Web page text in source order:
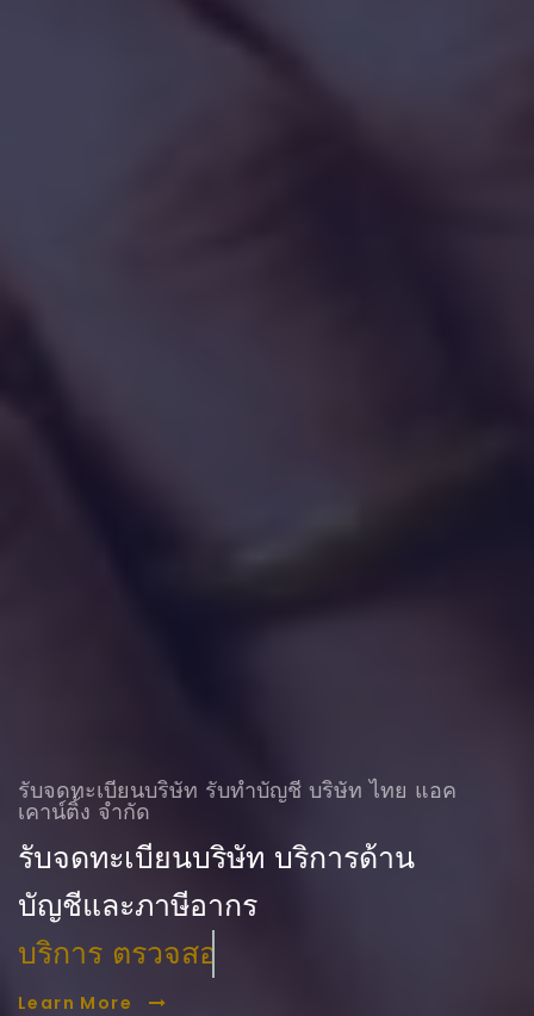
รับจดทะเบียนบริษัท รับทําบัญชี บริษัท ไทย แอค
เคาน์ติ้ง จำกัด
รับจดทะเบียนบริษัท บริการด้าน
บัญชีและภาษีอากร
ฟรี. จองชื่อบริษัท
Learn More